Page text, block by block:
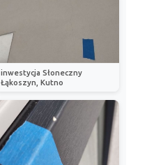
inwestycja Słoneczny
Łąkoszyn, Kutno